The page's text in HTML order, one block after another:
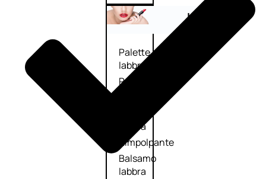
Labbra
Palette
labbra
Rossetto
labbra
Rimpolpante
Balsamo
labbra